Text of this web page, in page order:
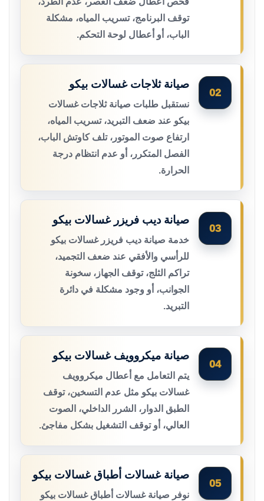
توقف البرنامج، تسريب المياه، مشكلة
الباب، أو أعطال لوحة التحكم.
02
صيانة ثلاجات غسالات بيكو
نستقبل طلبات صيانة ثلاجات غسالات
بيكو عند ضعف التبريد، تسريب المياه،
ارتفاع صوت الموتور، تلف كاوتش الباب،
الفصل المتكرر، أو عدم انتظام درجة
الحرارة.
03
صيانة ديب فريزر غسالات بيكو
خدمة صيانة ديب فريزر غسالات بيكو
للرأسي والأفقي عند ضعف التجميد،
تراكم الثلج، توقف الجهاز، سخونة
الجوانب، أو وجود مشكلة في دائرة
التبريد.
04
صيانة ميكروويف غسالات بيكو
يتم التعامل مع أعطال ميكروويف
غسالات بيكو مثل عدم التسخين، توقف
الطبق الدوار، الشرر الداخلي، الصوت
العالي، أو توقف التشغيل بشكل مفاجئ.
05
صيانة غسالات أطباق غسالات بيكو
نوفر صيانة غسالات أطباق غسالات بيكو